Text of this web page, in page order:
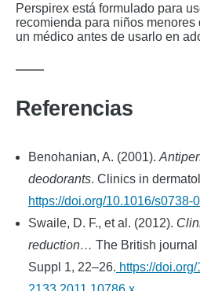
Perspirex está formulado para
recomienda para niños
un médico antes de usarlo en
Referencias
Benohanian, A. (2001).
deodorants. Clinics in
https://doi.org/10.1016/s0738-
Swaile, D. F., et al. (2012).
reduction… The British
Suppl 1, 22–26. https://